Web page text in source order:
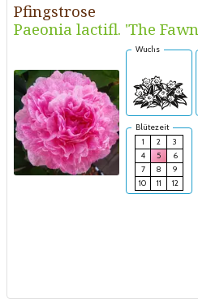
Pfingstrose
Paeonia lactifl. 'The
Wuchs
Blütezeit
1
2
3
4
5
6
7
8
9
10
11 12